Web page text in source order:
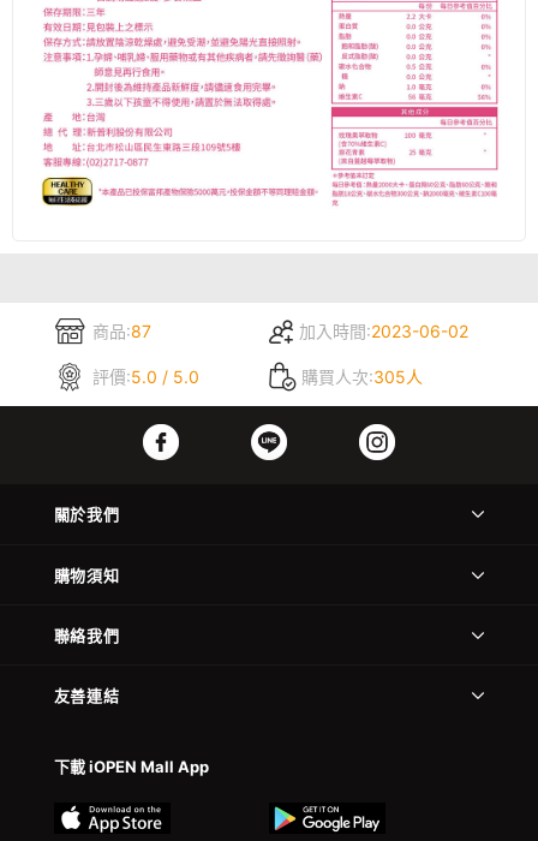
商品:87 加入時間:2023-06-02
評價:5.0 / 5.0 購買人次:305人
關於我們
購物須知
聯絡我們
友善連結
下載 iOPEN Mall App